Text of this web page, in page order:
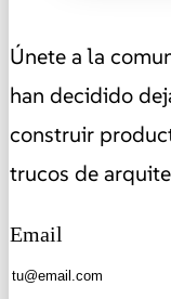
Únete a la
han decidido
construir
trucos de
Email